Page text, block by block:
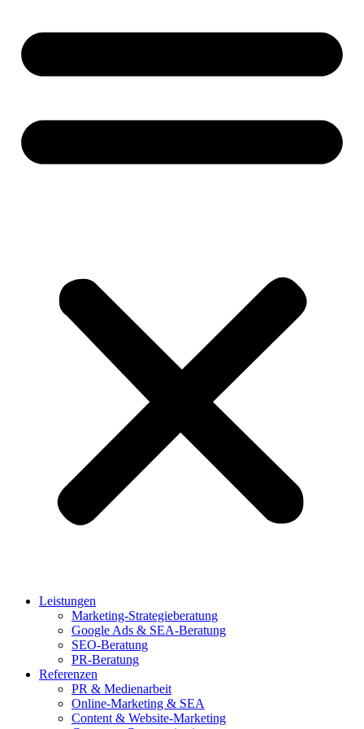
Leistungen
Marketing-Strategieberatung
Google Ads & SEA-Beratung
SEO-Beratung
PR-Beratung
Referenzen
PR & Medienarbeit
Online-Marketing & SEA
Content & Website-Marketing